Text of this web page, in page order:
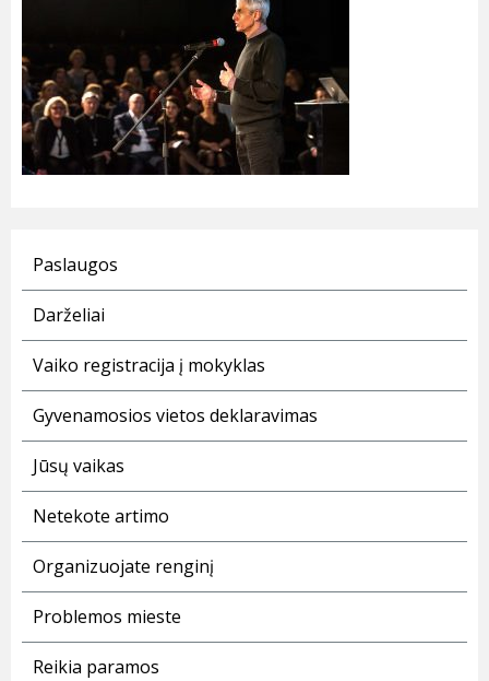
Paslaugos
Darželiai
Vaiko registracija į mokyklas
Gyvenamosios vietos deklaravimas
Jūsų vaikas
Netekote artimo
Organizuojate renginį
Problemos mieste
Reikia paramos